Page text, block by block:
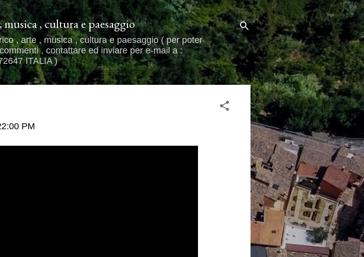
contenuti principali
, cultura e paesaggio
, arte , musica , cultura e paesaggio ( per poter
, contattare ed inviare per e-mail a :
ITALIA )
PM